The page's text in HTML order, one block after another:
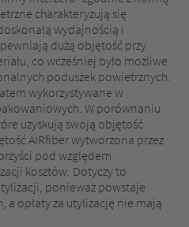
charakteryzują się
wydajnością i
dużą objętość przy
co wcześniej było możliwe
poduszek powietrznych.
wykorzystywane w
W porównaniu
uzyskują swoją objętość
AIRfiber wytworzona przez
pod względem
kosztów. Dotyczy to
ponieważ powstaje
opłaty za utylizację nie mają